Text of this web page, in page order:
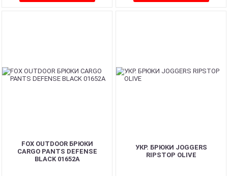
FOX OUTDOOR БРЮКИ
CARGO PANTS DEFENSE
BLACK 01652A
УКР. БРЮКИ JOGGERS
RIPSTOP OLIVE